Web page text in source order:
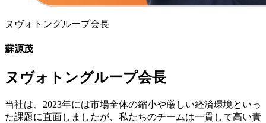
ヌヴォトングループ会長
蘇源茂
ヌヴォトングループ会長
当社は、2023年には市場全体の縮小や厳しい経済環境といっ
た課題に直面しましたが、私たちのチームは一貫して高い責